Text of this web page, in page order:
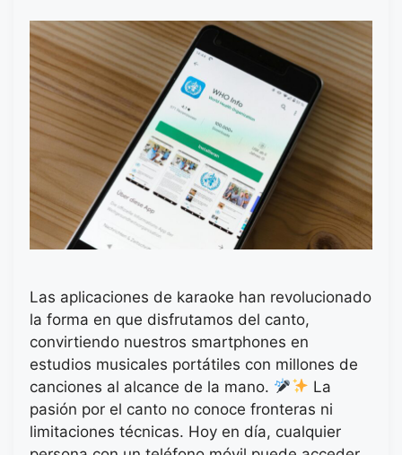
Las aplicaciones de karaoke han revolucionado
la forma en que disfrutamos del canto,
convirtiendo nuestros smartphones en
estudios musicales portátiles con millones de
canciones al alcance de la mano.
La
pasión por el canto no conoce fronteras ni
limitaciones técnicas. Hoy en día, cualquier